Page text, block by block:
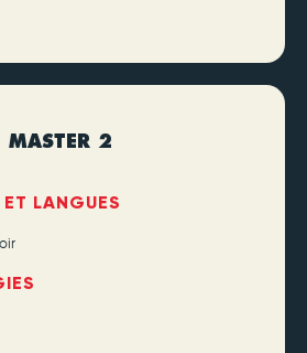
MASTER 2
LANGUES